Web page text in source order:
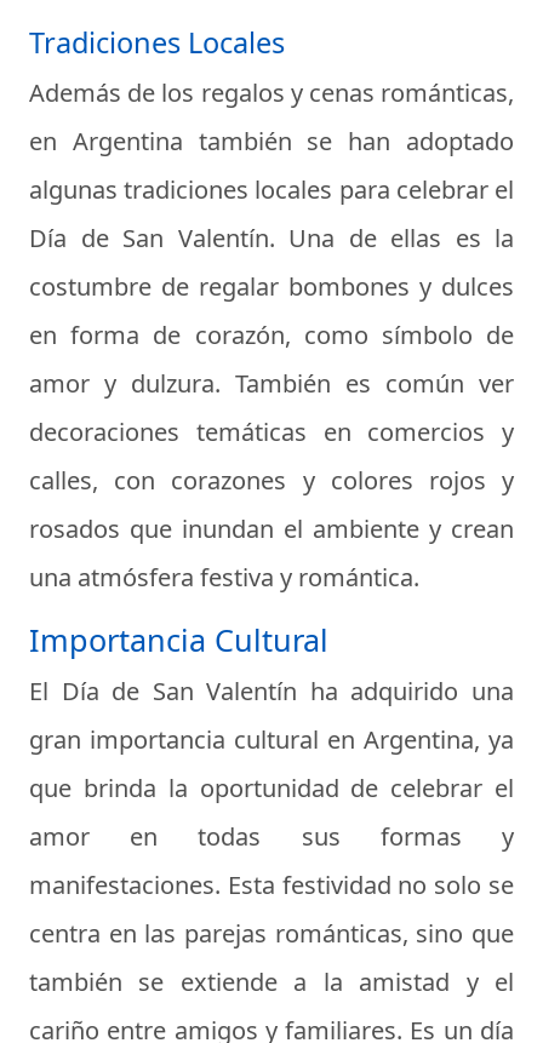
Tradiciones Locales
Además de los regalos y cenas románticas,
en Argentina también se han adoptado
algunas tradiciones locales para celebrar el
Día de San Valentín. Una de ellas es la
costumbre de regalar bombones y dulces
en forma de corazón, como símbolo de
amor y dulzura. También es común ver
decoraciones temáticas en comercios y
calles, con corazones y colores rojos y
rosados que inundan el ambiente y crean
una atmósfera festiva y romántica.
Importancia Cultural
El Día de San Valentín ha adquirido una
gran importancia cultural en Argentina, ya
que brinda la oportunidad de celebrar el
amor en todas sus formas y
manifestaciones. Esta festividad no solo se
centra en las parejas románticas, sino que
también se extiende a la amistad y el
cariño entre amigos y familiares. Es un día